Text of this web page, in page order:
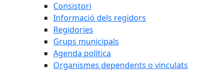
Consistori
Informació dels regidors
Regidories
Grups municipals
Agenda política
Organismes dependents o vinculats